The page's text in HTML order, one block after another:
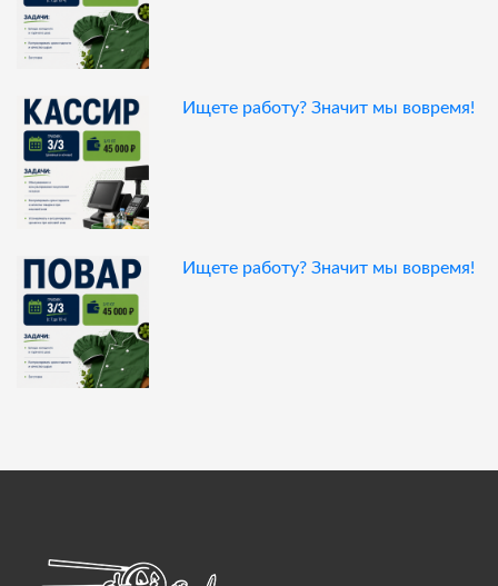
Ищете работу? Значит мы вовремя!
Ищете работу? Значит мы вовремя!